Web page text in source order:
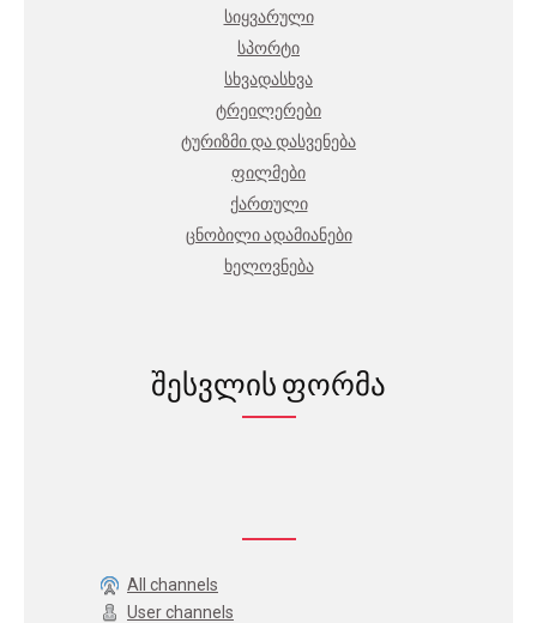
სიყვარული
სპორტი
სხვადასხვა
ტრეილერები
ტურიზმი და დასვენება
ფილმები
ქართული
ცნობილი ადამიანები
ხელოვნება
შესვლის ფორმა
All channels
User channels